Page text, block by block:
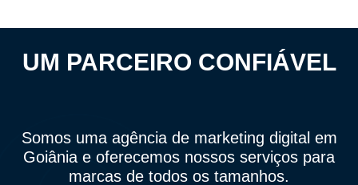
UM PARCEIRO CONFIÁVEL
Somos uma agência de marketing digital em
Goiânia e oferecemos nossos serviços para
marcas de todos os tamanhos.